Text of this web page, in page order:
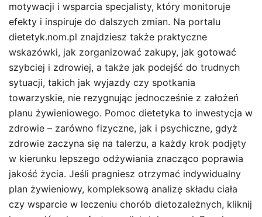
motywacji i wsparcia specjalisty, który monitoruje
efekty i inspiruje do dalszych zmian. Na portalu
dietetyk.nom.pl znajdziesz także praktyczne
wskazówki, jak zorganizować zakupy, jak gotować
szybciej i zdrowiej, a także jak podejść do trudnych
sytuacji, takich jak wyjazdy czy spotkania
towarzyskie, nie rezygnując jednocześnie z założeń
planu żywieniowego. Pomoc dietetyka to inwestycja w
zdrowie – zarówno fizyczne, jak i psychiczne, gdyż
zdrowie zaczyna się na talerzu, a każdy krok podjęty
w kierunku lepszego odżywiania znacząco poprawia
jakość życia. Jeśli pragniesz otrzymać indywidualny
plan żywieniowy, kompleksową analizę składu ciała
czy wsparcie w leczeniu chorób dietozależnych, kliknij